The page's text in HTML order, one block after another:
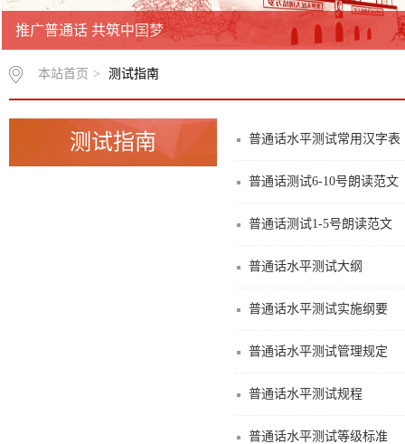
推广普通话 共筑中国梦
本站首页 > 测试指南
测试指南 普通话水平测试常用汉字表
普通话测试6-10号朗读范文
普通话测试1-5号朗读范文
普通话水平测试大纲
普通话水平测试实施纲要
普通话水平测试管理规定
普通话水平测试规程
普通话水平测试等级标准